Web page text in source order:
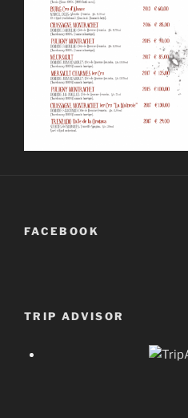
FACEBOOK
TRIP ADVISOR